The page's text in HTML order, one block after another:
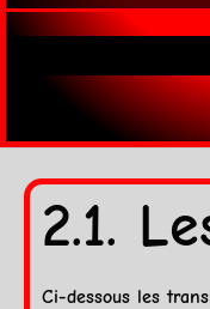
2.1.
Ci-dessous les